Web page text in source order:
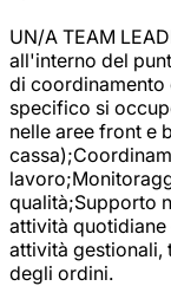
UN/A TEAM
all'interno del
di coordinamento
specifico si
nelle aree front e
qualità;Supporto
attività
attività gestionali,
degli ordini.